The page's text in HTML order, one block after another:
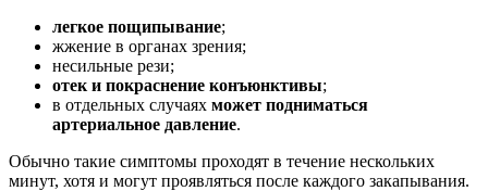
легкое пощипывание;
жжение в органах зрения;
несильные рези;
отек и покраснение конъюнктивы;
в отдельных случаях может подниматься
артериальное давление.
Обычно такие симптомы проходят в течение нескольких
минут, хотя и могут проявляться после каждого закапывания.